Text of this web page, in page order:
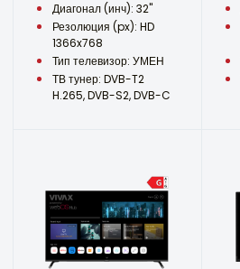
Диагонал (инч): 32"
Резолюция (px): HD
1366x768
Тип телевизор: УМЕН
ТВ тунер: DVB-T2
H.265, DVB-S2, DVB-C